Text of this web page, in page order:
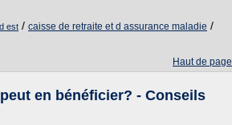
est / caisse de retraite et d assurance maladie /
Haut de page
en bénéficier? - Conseils